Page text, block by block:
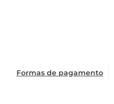
Formas de pagamento